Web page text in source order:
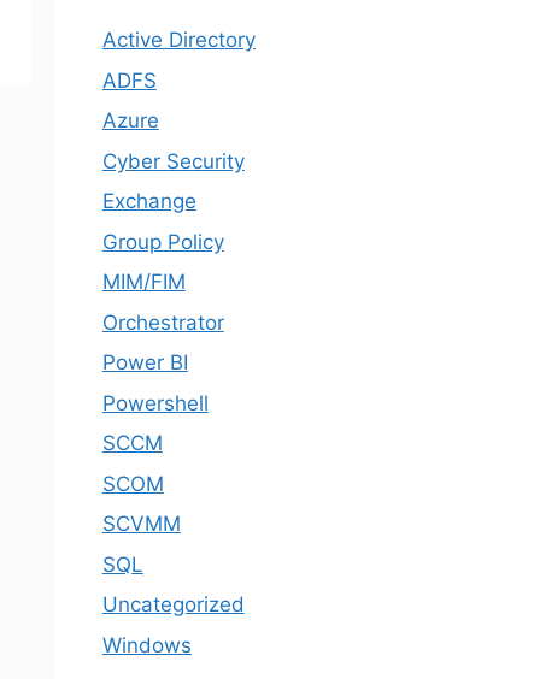
Active Directory
ADFS
Azure
Cyber Security
Exchange
Group Policy
MIM/FIM
Orchestrator
Power BI
Powershell
SCCM
SCOM
SCVMM
SQL
Uncategorized
Windows